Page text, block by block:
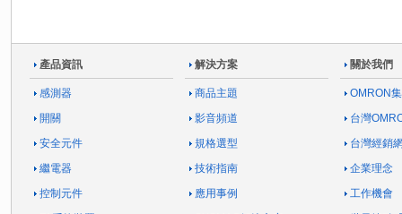
產品資訊
感測器
開關
安全元件
繼電器
控制元件
解決方案
商品主題
影音頻道
規格選型
技術指南
應用事例
關於我們
OMRON
台灣
台灣經銷
企業理念
工作機會